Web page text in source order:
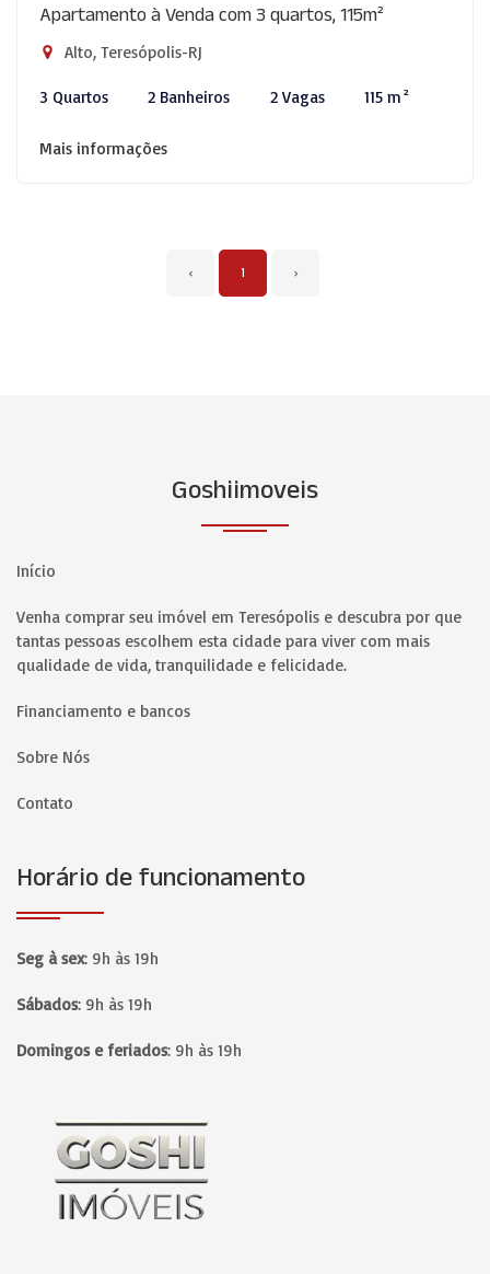
Apartamento à Venda com 3 quartos, 115m²
Alto, Teresópolis-RJ
3 Quartos 2 Banheiros 2 Vagas 115 m²
Mais informações
‹ 1 ›
Goshiimoveis
Início
Venha comprar seu imóvel em Teresópolis e descubra por que
tantas pessoas escolhem esta cidade para viver com mais
qualidade de vida, tranquilidade e felicidade.
Financiamento e bancos
Sobre Nós
Contato
Horário de funcionamento
Seg à sex: 9h às 19h
Sábados: 9h às 19h
Domingos e feriados: 9h às 19h
Página inicial